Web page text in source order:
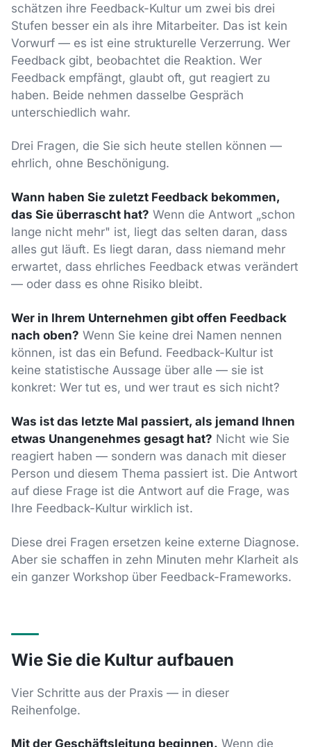
schätzen ihre Feedback-Kultur um zwei bis drei
Stufen besser ein als ihre Mitarbeiter. Das ist kein
Vorwurf — es ist eine strukturelle Verzerrung. Wer
Feedback gibt, beobachtet die Reaktion. Wer
Feedback empfängt, glaubt oft, gut reagiert zu
haben. Beide nehmen dasselbe Gespräch
unterschiedlich wahr.
Drei Fragen, die Sie sich heute stellen können —
ehrlich, ohne Beschönigung.
Wann haben Sie zuletzt Feedback bekommen,
das Sie überrascht hat? Wenn die Antwort „schon
lange nicht mehr" ist, liegt das selten daran, dass
alles gut läuft. Es liegt daran, dass niemand mehr
erwartet, dass ehrliches Feedback etwas verändert
— oder dass es ohne Risiko bleibt.
Wer in Ihrem Unternehmen gibt offen Feedback
nach oben? Wenn Sie keine drei Namen nennen
können, ist das ein Befund. Feedback-Kultur ist
keine statistische Aussage über alle — sie ist
konkret: Wer tut es, und wer traut es sich nicht?
Was ist das letzte Mal passiert, als jemand Ihnen
etwas Unangenehmes gesagt hat? Nicht wie Sie
reagiert haben — sondern was danach mit dieser
Person und diesem Thema passiert ist. Die Antwort
auf diese Frage ist die Antwort auf die Frage, was
Ihre Feedback-Kultur wirklich ist.
Diese drei Fragen ersetzen keine externe Diagnose.
Aber sie schaffen in zehn Minuten mehr Klarheit als
ein ganzer Workshop über Feedback-Frameworks.
Wie Sie die Kultur aufbauen
Vier Schritte aus der Praxis — in dieser
Reihenfolge.
Mit der Geschäftsleitung beginnen. Wenn die